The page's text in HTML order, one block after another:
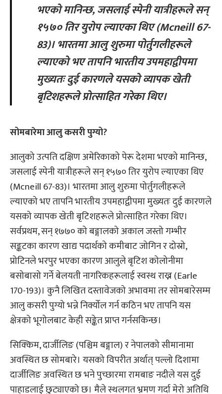
भएको मानिन्छ, जसलाई स्पेनी यात्रीहरूले सन्
१५७० तिर युरोप ल्याएका थिए (Mcneill 67-
83)। भारतमा आलु शुरुमा पोर्तुगलीहरूले
ल्याएको भए तापनि भारतीय उपमहाद्वीपमा
मुख्यतः दुई कारणले यसको व्यापक खेती
बृटिशहरूले प्रोत्साहित गरेका थिए।
सोमबारेमा आलु कसरी पुग्यो?
आलुको उत्पति दक्षिण अमेरिकाको पेरू देशमा भएको मानिन्छ,
जसलाई स्पेनी यात्रीहरूले सन् १५७० तिर युरोप ल्याएका थिए
(Mcneill 67-83)। भारतमा आलु शुरुमा पोर्तुगलीहरूले
ल्याएको भए तापनि भारतीय उपमहाद्वीपमा मुख्यतः दुई कारणले
यसको व्यापक खेती बृटिशहरूले प्रोत्साहित गरेका थिए।
सर्वप्रथम, सन् १७७० को बङ्गालको अकाल जस्तो गम्भीर
सङ्कटका कारण खाद्य पदार्थको कमीबाट जोगिन र दोस्रो,
प्रोटिनले भरपुर भएका कारण आलुले बृटिश कोलोनीमा
बसोबासो गर्ने बेलयती नागरिकहरूलाई स्वस्थ राख्न (Earle
170-193)। कुनै लिखित दस्तावेजको अभावमा तर सोमबारेसम्म
आलु कसरी पुग्यो भन्ने निर्क्योल गर्न कठिन भए तापनि यस
क्षेत्रको भूगोलबाट केही सङ्केत प्राप्त गर्नसकिन्छ।
सिक्किम, दार्जीलिङ (पश्चिम बङ्गाल) र नेपालको सीमानामा
अवस्थित छ सोमबारे। यसको विपरीत अर्थात् पल्लो दिशामा
दार्जीलिङ अवस्थित छ भने पुच्छारमा रामबाङ नदीले यस दुई
पाहाडलाई छुट्याएको छ। मैले स्थलगत भ्रमण गर्दा मेरो अतिथि